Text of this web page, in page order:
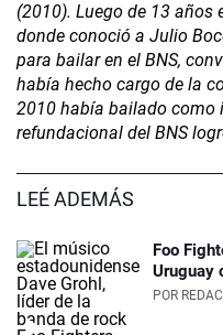
(2010). Luego de 13 años
donde conoció a Julio
para bailar en el BNS,
había hecho cargo de la
2010 había bailado como
refundacional del BNS
LEÉ ADEMÁS
Foo
Uruguay
POR